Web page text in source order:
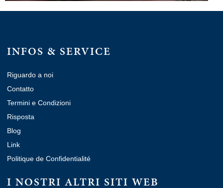
INFOS & SERVICE
Riguardo a noi
Contatto
Termini e Condizioni
Risposta
Blog
Link
Politique de Confidentialité
I NOSTRI ALTRI SITI WEB